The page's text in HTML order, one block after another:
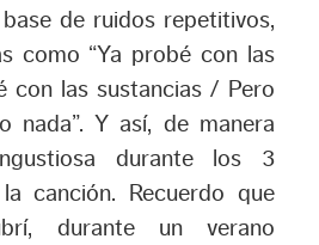
de ruidos repetitivos,
como “Ya probé con las
con las sustancias / Pero
nada”. Y así, de manera
durante los 3
canción. Recuerdo que
durante un verano